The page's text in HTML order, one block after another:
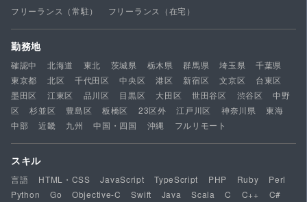
フリーランス（常駐） フリーランス（在宅）
勤務地
確認中 北海道 東北 茨城県 栃木県 群馬県 埼玉県
千葉県
東京都
北区 千代田区 中央区 港区 新宿区 文京区
台東区
墨田区
江東区 品川区 目黒区 大田区 世田谷区 渋谷区
中野
区
杉並区 豊島区 板橋区 23区外 江戸川区 神奈川県
東海
中部
近畿 九州 中国・四国 沖縄 フルリモート
スキル
言語 HTML・CSS JavaScript TypeScript PHP Ruby
Perl
Python
Go Objective-C Swift Java Scala C C++
C#